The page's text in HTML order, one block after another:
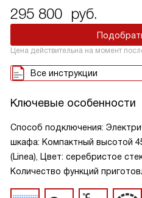
295 800 руб.
Цена действительна на момент
Все инструкции
Ключевые особенности
Способ подключения:
шкафа: Компактный высотой
(Linea), Цвет: серебристое
Количество функций